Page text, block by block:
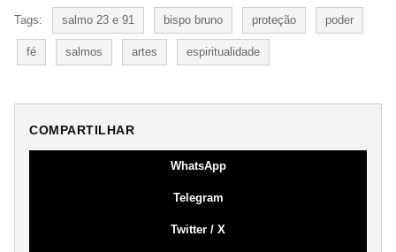
Tags: salmo 23 e 91 bispo bruno proteção poder
fé salmos artes espiritualidade
COMPARTILHAR
WhatsApp
Telegram
Twitter / X